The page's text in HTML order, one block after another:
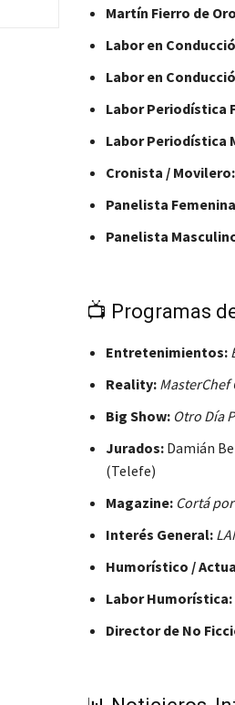
Martín Fierro de
Labor en
Labor en
Labor Periodística
Labor Periodística
Cronista / Movilero:
Panelista
Panelista
📺 Programas
Entretenimientos:
Reality: MasterChef
Big Show: Otro Día
Jurados:Damián
(Telefe)
Magazine: Cortá
Interés General:
Humorístico /
Labor Humorística:
Director de No